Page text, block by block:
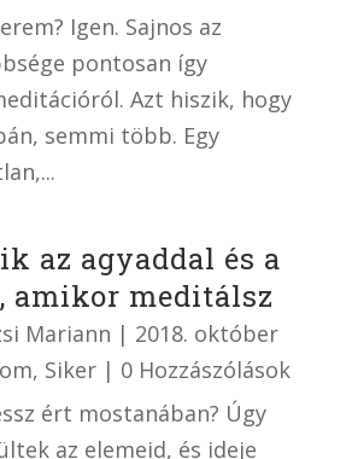
Igen. Sajnos az
pontosan így
Azt hiszik, hogy
semmi több. Egy
az agyaddal és a
amikor meditálsz
Mariann | 2018. október
, Siker| 0 Hozzászólások
ért mostanában? Úgy
az elemeid, és ideje